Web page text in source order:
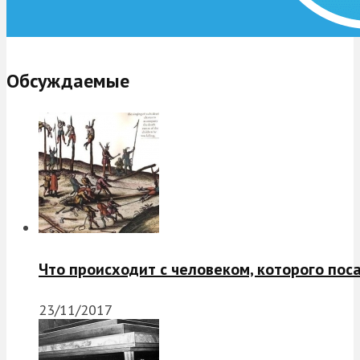
Обсуждаемые
Что происходит с человеком, которого
23/11/2017